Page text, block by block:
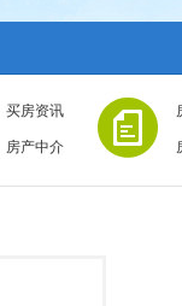
买房资讯
房产中介